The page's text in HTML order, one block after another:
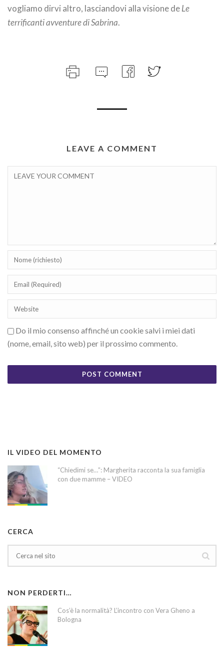
vogliamo dirvi altro, lasciandovi alla visione deLe
terrificanti avventure di Sabrina.
LEAVE A COMMENT
Do il mio consenso affinché un cookie salvi i miei dati
(nome, email, sito web) per il prossimo commento.
IL VIDEO DEL MOMENTO
“Chiedimi se…”: Margherita racconta la sua famiglia
con due mamme – VIDEO
CERCA
NON PERDERTI…
Cos’è la normalità? L’incontro con Vera Gheno a
Bologna